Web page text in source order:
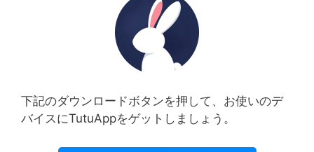
下記のダウンロードボタンを押して、お使いのデ
バイスにTutuAppをゲットしましょう。